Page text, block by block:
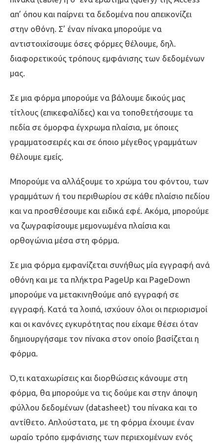
απ’ όπου και παίρνει τα δεδομένα που απεικονίζει
στην οθόνη. Σ’ έναν πίνακα μπορούμε να
αντιστοιχίσουμε όσες φόρμες θέλουμε, δηλ.
διαφορετικούς τρόπους εμφάνισης των δεδομένων
μας.
Σε μια φόρμα μπορούμε να βάλουμε δικούς μας
τίτλους (επικεφαλίδες) και να τοποθετήσουμε τα
πεδία σε όμορφα έγχρωμα πλαίσια, με όποιες
γραμματοσειρές και σε όποιο μέγεθος γραμμάτων
θέλουμε εμείς.
Μπορούμε να αλλάξουμε το χρώμα του φόντου, των
γραμμάτων ή του περιθωρίου σε κάθε πλαίσιο πεδίου
και να προσθέσουμε και ειδικά εφέ. Ακόμα, μπορούμε
να ζωγραφίσουμε μεμονωμένα πλαίσια και
ορθογώνια μέσα στη φόρμα.
Σε μια φόρμα εμφανίζεται συνήθως μία εγγραφή ανά
οθόνη και με τα πλήκτρα PageUp και PageDown
μπορούμε να μετακινηθούμε από εγγραφή σε
εγγραφή. Κατά τα λοιπά, ισχύουν όλοι οι περιορισμοί
και οι κανόνες εγκυρότητας που είχαμε θέσει όταν
δημιουργήσαμε τον πίνακα στον οποίο βασίζεται η
φόρμα.
Ό,τι καταχωρίσεις και διορθώσεις κάνουμε στη
φόρμα, θα μπορούμε να τις δούμε και στην άποψη
φύλλου δεδομένων (datasheet) του πίνακα και το
αντίθετο. Απλούστατα, με τη φόρμα έχουμε έναν
ωραίο τρόπο εμφάνισης των περιεχομένων ενός